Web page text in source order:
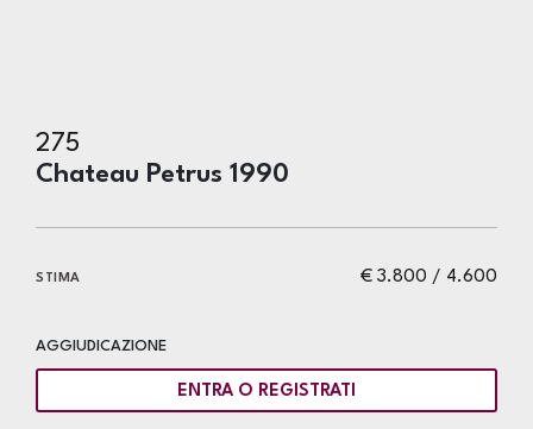
275
Chateau Petrus 1990
€ 3.800 / 4.600
STIMA
AGGIUDICAZIONE
ENTRA O REGISTRATI